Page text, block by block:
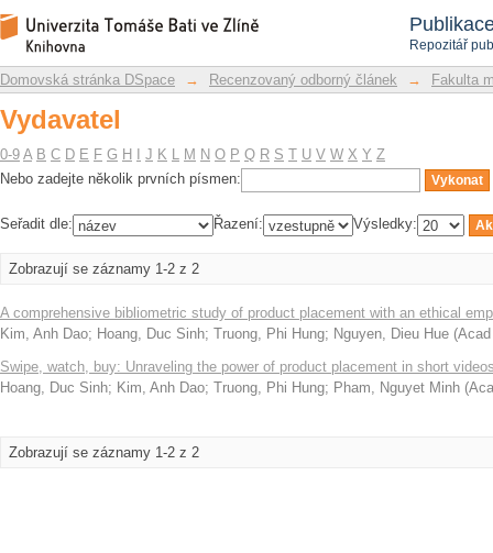
Repozitář
Vydavatel
Repozitář DSpace/Manakin
Domovská stránka DSpace → Recenzovaný odborný článek → Fakulta
Vydavatel
0-9 A B C D E F G H J K L M N O P Q R S T U V W X Y Z
Nebo zadejte několik prvních písmen:
Seřadit dle: Řazení: Výsledky:
Zobrazují se záznamy 1-2 z 2
A comprehensive bibliometric study of product placement with an ethical
Kim, Anh Dao; Hoang, Duc Sinh; Truong, Phi Hung; Nguyen, Dieu Hue (
Swipe, watch, buy: Unraveling the power of product placement in short
Hoang, Duc Sinh; Kim, Anh Dao; Truong, Phi Hung; Pham, Nguyet Minh (
Zobrazují se záznamy 1-2 z 2